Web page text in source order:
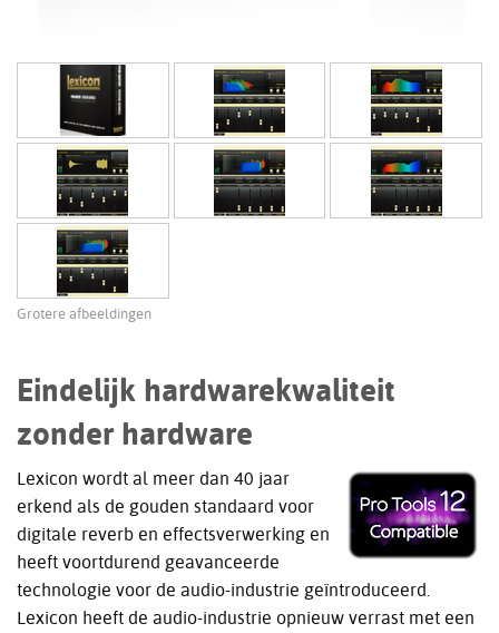
Grotere afbeeldingen
Eindelijk hardwarekwaliteit
zonder hardware
Lexicon wordt al meer dan 40 jaar
erkend als de gouden standaard voor
digitale reverb en effectsverwerking en
heeft voortdurend geavanceerde
technologie voor de audio-industrie geïntroduceerd.
Lexicon heeft de audio-industrie opnieuw verrast met een